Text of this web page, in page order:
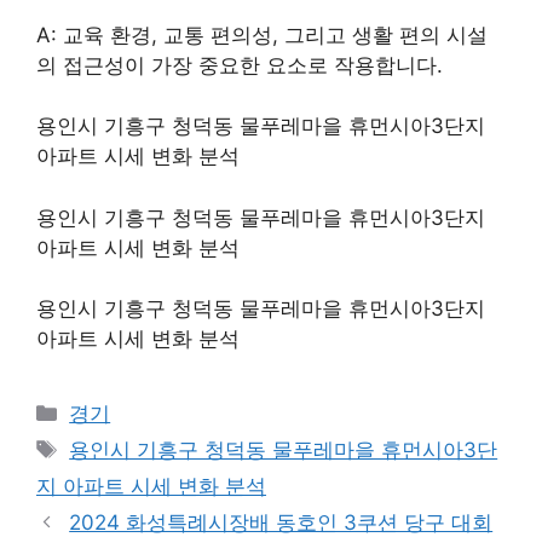
A: 교육 환경, 교통 편의성, 그리고 생활 편의 시설
의 접근성이 가장 중요한 요소로 작용합니다.
용인시 기흥구 청덕동 물푸레마을 휴먼시아3단지
아파트 시세 변화 분석
용인시 기흥구 청덕동 물푸레마을 휴먼시아3단지
아파트 시세 변화 분석
용인시 기흥구 청덕동 물푸레마을 휴먼시아3단지
아파트 시세 변화 분석
Categories
경기
Tags
용인시 기흥구 청덕동 물푸레마을 휴먼시아3단
지 아파트 시세 변화 분석
2024 화성특례시장배 동호인 3쿠션 당구 대회